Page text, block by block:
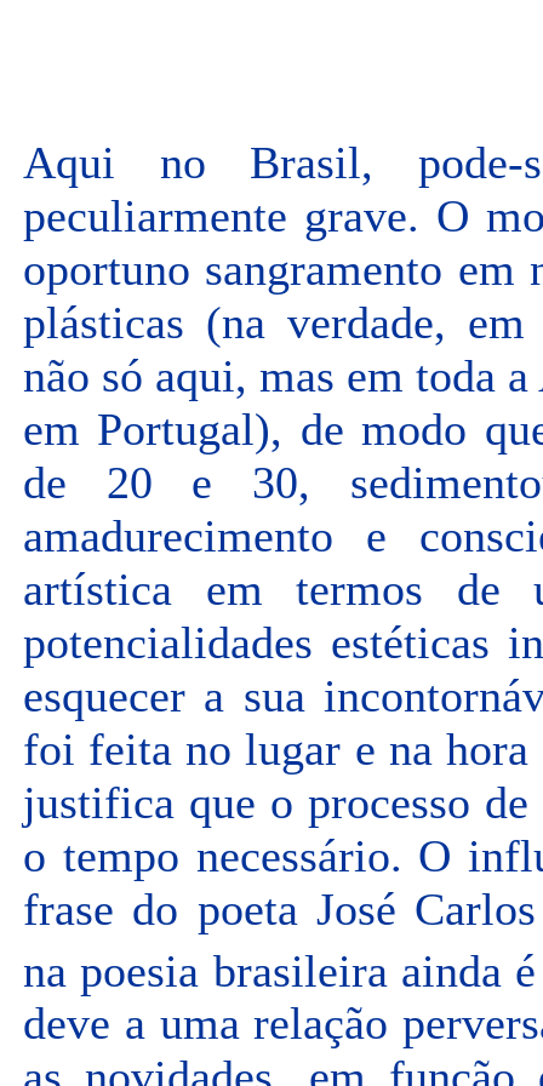
Aqui no Brasil,
peculiarmente grave. O
oportuno sangramento em
plásticas (na verdade,
não só aqui, mas em toda
em Portugal), de modo
de 20 e 30,
amadurecimento e
artística em termos de
potencialidades estéticas
esquecer a sua
foi feita no lugar e na
justifica que o processo
o tempo necessário. O
frase do poeta José
na poesia brasileira ainda
deve a uma relação